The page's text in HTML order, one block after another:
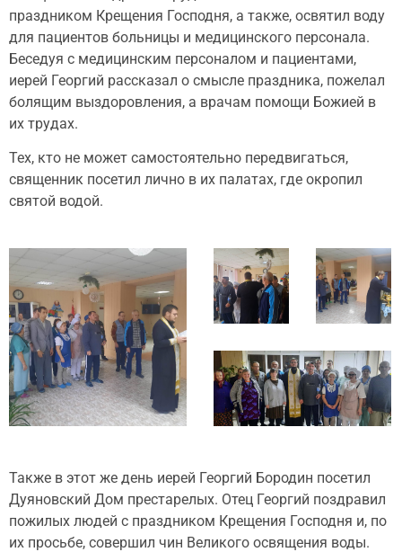
праздником Крещения Господня, а также, освятил воду
для пациентов больницы и медицинского персонала.
Беседуя с медицинским персоналом и пациентами,
иерей Георгий рассказал о смысле праздника, пожелал
болящим выздоровления, а врачам помощи Божией в
их трудах.
Тех, кто не может самостоятельно передвигаться,
священник посетил лично в их палатах, где окропил
святой водой.
Также в этот же день иерей Георгий Бородин посетил
Дуяновский Дом престарелых. Отец Георгий поздравил
пожилых людей с праздником Крещения Господня и, по
их просьбе, совершил чин Великого освящения воды.